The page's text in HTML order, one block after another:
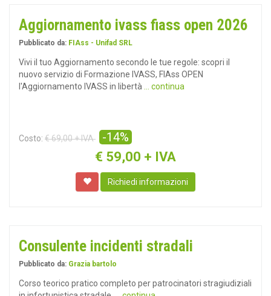
Aggiornamento ivass fiass open 2026
Pubblicato da: FIAss - Unifad SRL
Vivi il tuo Aggiornamento secondo le tue regole: scopri il
nuovo servizio di Formazione IVASS, FIAss OPEN
l'Aggiornamento IVASS in libertà
... continua
Costo: € 69,00 + IVA -14%
€ 59,00 + IVA
Richiedi informazioni
Consulente incidenti stradali
Pubblicato da: Grazia bartolo
Corso teorico pratico completo per patrocinatori stragiudiziali